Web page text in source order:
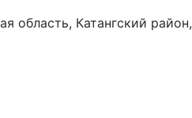
область, Катангский район,